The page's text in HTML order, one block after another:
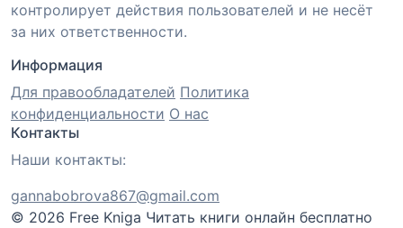
контролирует действия пользователей и не несёт
за них ответственности.
Информация
Для правообладателей Политика
конфиденциальности О нас
Контакты
Наши контакты:
gannabobrova867@gmail.com
© 2026 Free Kniga Читать книги онлайн бесплатно